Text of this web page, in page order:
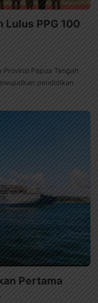
Lulus PPG 100
Papua Tengah
pendidikan
Pertama